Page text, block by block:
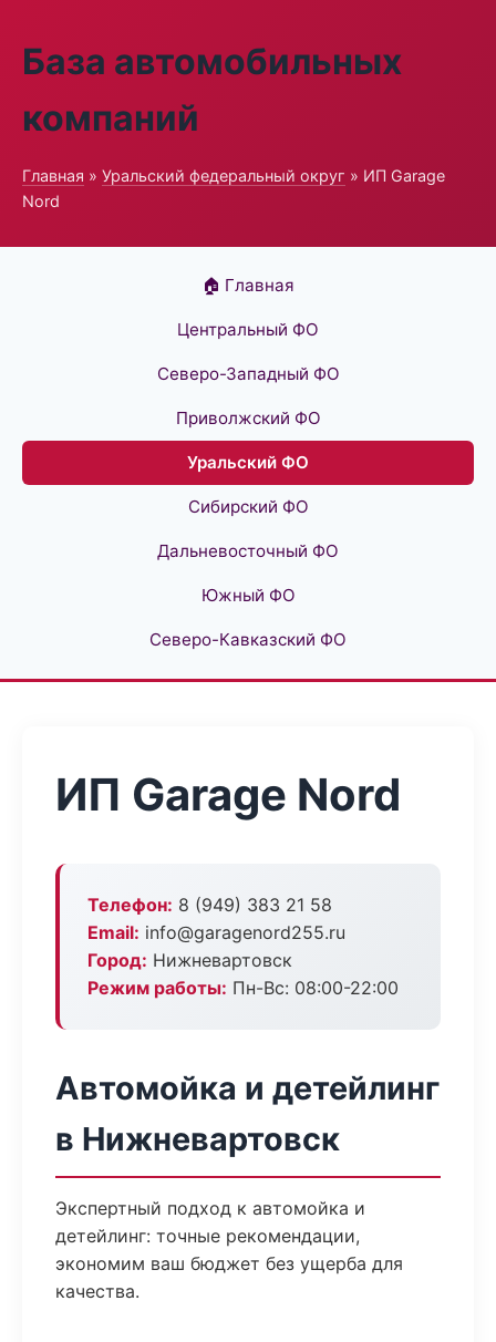
База автомобильных
компаний
Главная » Уральский федеральный округ » ИП Garage
Nord
🏠 Главная
Центральный ФО
Северо-Западный ФО
Приволжский ФО
Уральский ФО
Сибирский ФО
Дальневосточный ФО
Южный ФО
Северо-Кавказский ФО
ИП Garage Nord
Телефон: 8 (949) 383 21 58
Email: info@garagenord255.ru
Город: Нижневартовск
Режим работы: Пн-Вс: 08:00-22:00
Автомойка и детейлинг
в Нижневартовск
Экспертный подход к автомойка и
детейлинг: точные рекомендации,
экономим ваш бюджет без ущерба для
качества.